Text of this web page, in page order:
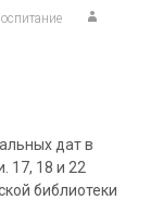
дат в
17, 18 и 22
библиотеки